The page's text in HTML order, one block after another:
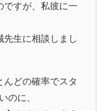
ですが、私彼に一
生に相談しまし
どの確率でスタ
のに、